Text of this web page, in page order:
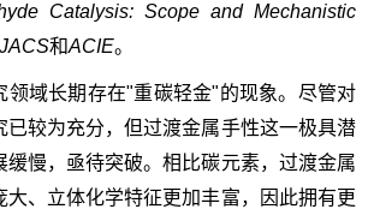
Catalysis: Scope and Mechanistic
JACS和ACIE。
领域长期存在"重碳轻金"的现象。尽管对
已较为充分，但过渡金属手性这一极具潜
缓慢，亟待突破。相比碳元素，过渡金属
大、立体化学特征更加丰富，因此拥有更